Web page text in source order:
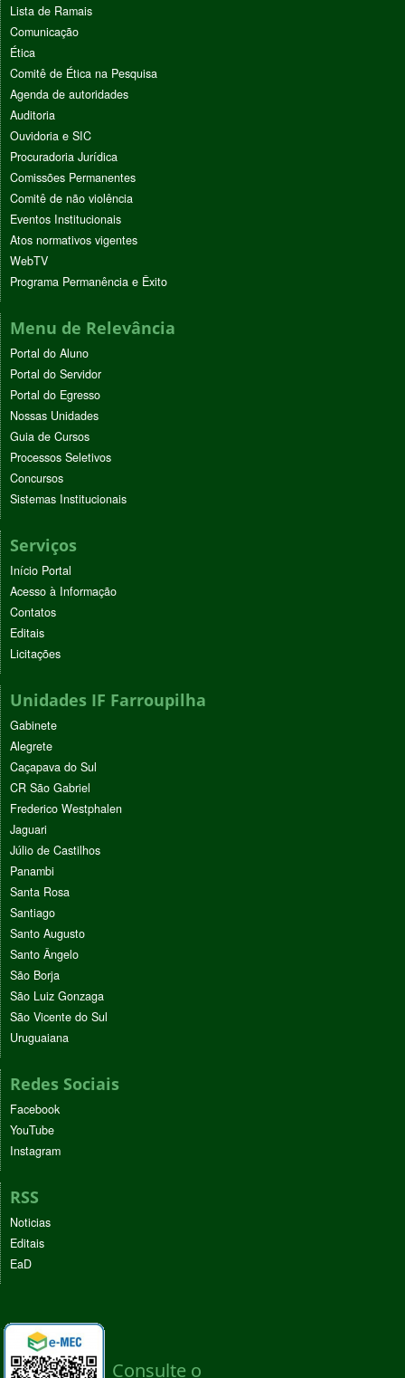
Lista de Ramais
Comunicação
Ética
Comitê de Ética na Pesquisa
Agenda de autoridades
Auditoria
Ouvidoria e SIC
Procuradoria Jurídica
Comissões Permanentes
Comitê de não violência
Eventos Institucionais
Atos normativos vigentes
WebTV
Programa Permanência e Êxito
Menu de Relevância
Portal do Aluno
Portal do Servidor
Portal do Egresso
Nossas Unidades
Guia de Cursos
Processos Seletivos
Concursos
Sistemas Institucionais
Serviços
Início Portal
Acesso à Informação
Contatos
Editais
Licitações
Unidades IF Farroupilha
Gabinete
Alegrete
Caçapava do Sul
CR São Gabriel
Frederico Westphalen
Jaguari
Júlio de Castilhos
Panambi
Santa Rosa
Santiago
Santo Augusto
Santo Ângelo
São Borja
São Luiz Gonzaga
São Vicente do Sul
Uruguaiana
Redes Sociais
Facebook
YouTube
Instagram
RSS
Noticias
Editais
EaD